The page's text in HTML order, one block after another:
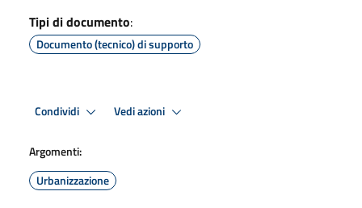
Tipi di documento:
Documento (tecnico) di supporto
Condividi Vedi azioni
Argomenti:
Urbanizzazione